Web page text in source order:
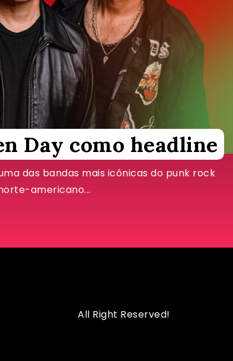
Day como headline
das bandas mais icônicas do punk rock
americano...
All Right Reserved!